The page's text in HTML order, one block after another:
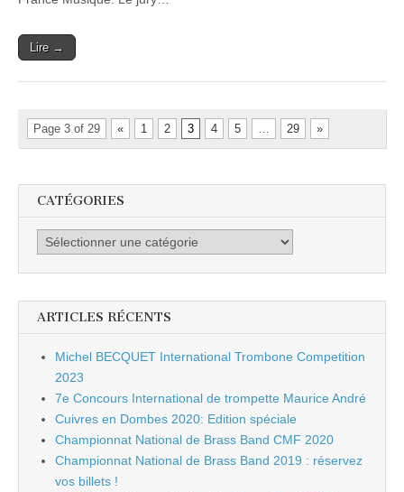
Lire →
Page 3 of 29 « 1 2 3 4 5 … 29 »
CATÉGORIES
Catégories
ARTICLES RÉCENTS
Michel BECQUET International Trombone Competition
2023
7e Concours International de trompette Maurice André
Cuivres en Dombes 2020: Edition spéciale
Championnat National de Brass Band CMF 2020
Championnat National de Brass Band 2019 : réservez
vos billets !